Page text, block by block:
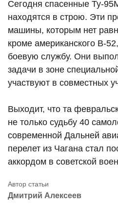
Сегодня спасенные Ту-
находятся в строю. Эти
машины, которым нет
кроме американского B-
боевую службу. Они
задачи в зоне
участвуют в совместных
Выходит, что та
не только судьбу 40
современной Дальней
перелет из Чагана стал
аккордом в советской
Дмитрий Алексеев